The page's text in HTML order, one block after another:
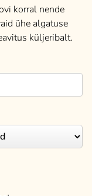
korral nende
ühe algatuse
küljeribalt.